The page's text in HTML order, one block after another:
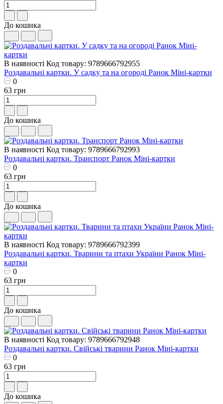
До кошика
В наявності Код товару: 9789666792955
Роздавальні картки. У садку та на огороді Ранок Міні-картки
0
63 грн
До кошика
В наявності Код товару: 9789666792993
Роздавальні картки. Транспорт Ранок Міні-картки
0
63 грн
До кошика
В наявності Код товару: 9789666792399
Роздавальні картки. Тварини та птахи України Ранок Міні-
картки
0
63 грн
До кошика
В наявності Код товару: 9789666792948
Роздавальні картки. Свійські тварини Ранок Міні-картки
0
63 грн
До кошика